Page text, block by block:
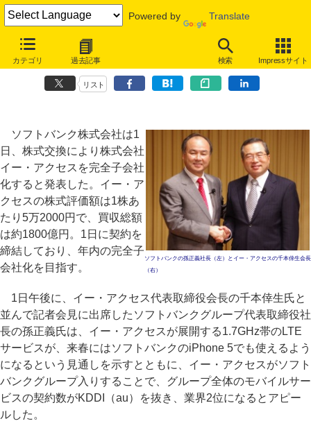
Powered by Translate
カテゴリ 過去記事 検索 Impressサイト
ソフトバンクがイー・アクセスを買収、LTEを強化、契約数はauを抜
き業界2位に
リスト
ソフトバンクの孫正義社長（左）とイー・アクセスの千本倖生会長
（右）
ソフトバンク株式会社は1
日、株式交換により株式会社
イー・アクセスを完全子会社
化すると発表した。イー・ア
クセスの株式評価額は1株あ
たり5万2000円で、買収総額
は約1800億円。1日に契約を
締結しており、年内の完全子
会社化を目指す。
1日午後に、イー・アクセス代表取締役会長の千本倖生氏と
並んで記者会見に出席したソフトバンクグループ代表取締役社
長の孫正義氏は、イー・アクセスが展開する1.7GHz帯のLTE
サービスが、来春にはソフトバンクのiPhone 5でも使えるよう
になるという見通しを示すとともに、イー・アクセスがソフト
バンクグループ入りすることで、グループ全体のモバイルサー
ビスの契約数がKDDI（au）を抜き、業界2位になるとアピー
ルした。